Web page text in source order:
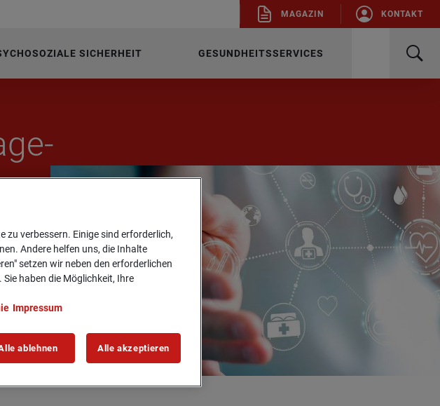
MA­GA­ZIN KON­TAKT
SICHERHEIT GESUNDHEITSSERVICES
zu verbessern. Einige sind erforderlich,
Andere helfen uns, die Inhalte
setzen wir neben den erforderlichen
haben die Möglichkeit, Ihre
Impressum
ablehnen Alle akzeptieren